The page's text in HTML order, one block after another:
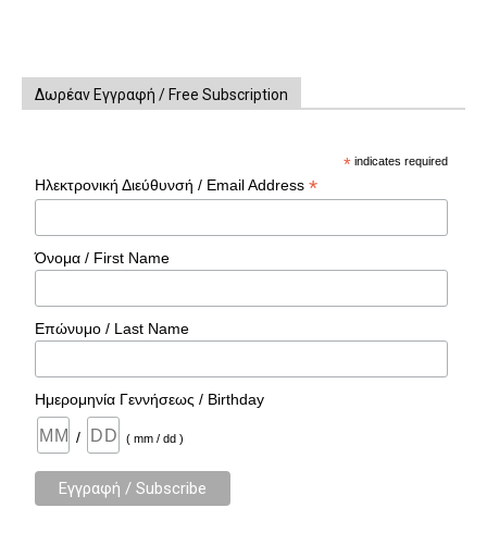
Δωρέαν Εγγραφή / Free Subscription
* indicates required
Ηλεκτρονική Διεύθυνσή / Email Address*
Όνομα / First Name
Επώνυμο / Last Name
Ημερομηνία Γεννήσεως / Birthday
/ ( mm / dd )